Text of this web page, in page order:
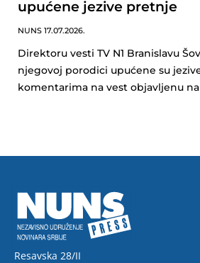
upućene jezive pretnje
NUNS 17.07.2026.
Direktoru vesti TV N1 Branislavu
njegovoj porodici upućene su
komentarima na vest objavljenu
Resavska 28/II